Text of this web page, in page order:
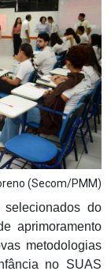
(Secom/PMM)
do
aprimoramento
metodologias
no SUAS